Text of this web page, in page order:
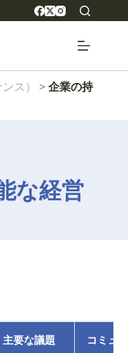
ス） > 企業の持
な経営
主要な議題 コミュ